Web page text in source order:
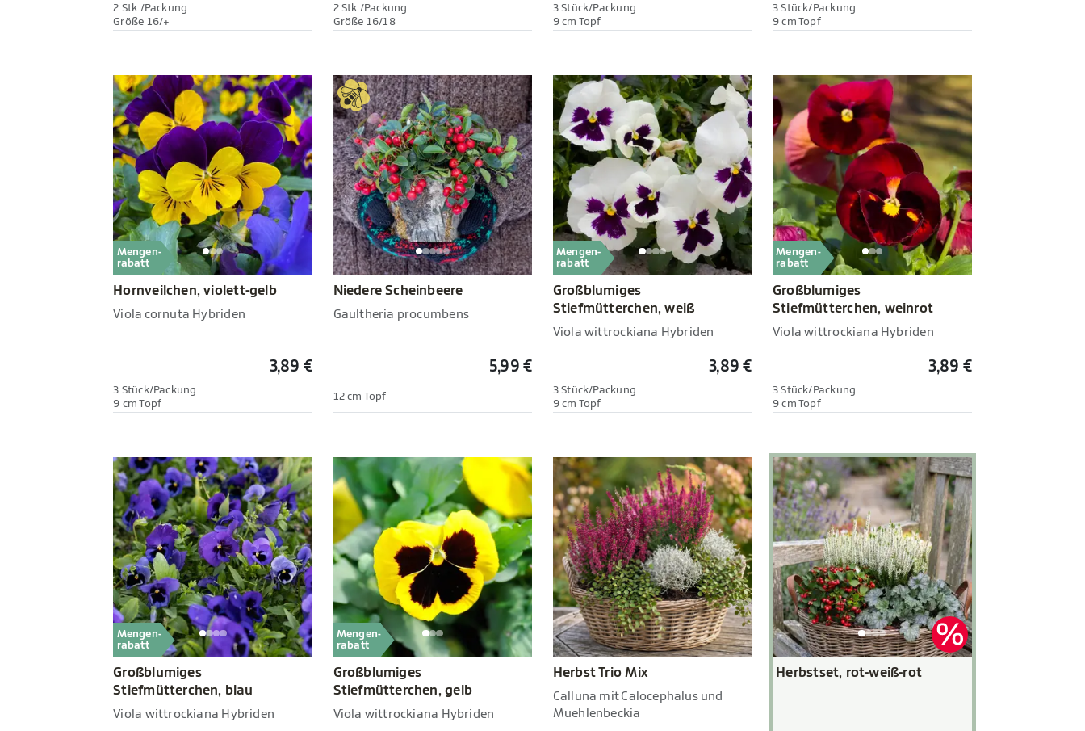
2 Stk./Packung
Größe 16/+
2 Stk./Packung
Größe 16/18
3 Stück/Packung
9 cm Topf
3 Stück/Packung
9 cm Topf
Mengen-
rabatt
Hornveilchen, violett-gelb
Viola cornuta Hybriden
3,89 €
3 Stück/Packung
9 cm Topf
Niedere Scheinbeere
Gaultheria procumbens
5,99 €
12 cm Topf
Mengen-
rabatt
Großblumiges
Stiefmütterchen, weiß
Viola wittrockiana Hybriden
3,89 €
3 Stück/Packung
9 cm Topf
Mengen-
rabatt
Großblumiges
Stiefmütterchen, weinrot
Viola wittrockiana Hybriden
3,89 €
3 Stück/Packung
9 cm Topf
Mengen-
rabatt
Großblumiges
Stiefmütterchen, blau
Viola wittrockiana Hybriden
Mengen-
rabatt
Großblumiges
Stiefmütterchen, gelb
Viola wittrockiana Hybriden
Herbst Trio Mix
Calluna mit Calocephalus und
Muehlenbeckia
Herbstset, rot-weiß-rot